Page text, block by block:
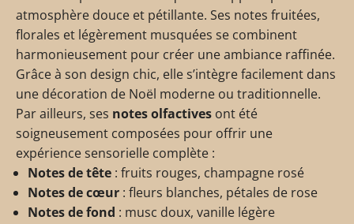
atmosphère douce et pétillante. Ses notes fruitées,
florales et légèrement musquées se combinent
harmonieusement pour créer une ambiance raffinée.
Grâce à son design chic, elle s’intègre facilement dans
une décoration de Noël moderne ou traditionnelle.
Par ailleurs, ses notes olfactives ont été
soigneusement composées pour offrir une
expérience sensorielle complète :
Notes de tête : fruits rouges, champagne rosé
Notes de cœur : fleurs blanches, pétales de rose
Notes de fond : musc doux, vanille légère